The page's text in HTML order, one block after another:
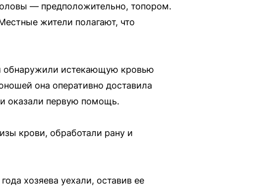
— предположительно, топором.
жители полагают, что
обнаружили истекающую кровью
она оперативно доставила
оказали первую помощь.
крови, обработали рану и
хозяева уехали, оставив ее